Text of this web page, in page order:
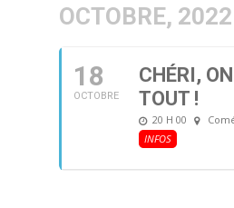
OCTOBRE, 2022
18
OCTOBRE
CHÉRI,
TOUT !
20 H 00
INFOS